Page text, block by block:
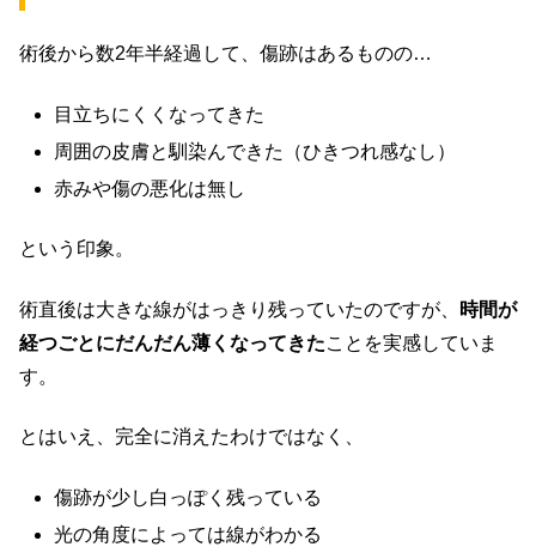
術後から数2年半経過して、傷跡はあるものの…
目立ちにくくなってきた
周囲の皮膚と馴染んできた（ひきつれ感なし）
赤みや傷の悪化は無し
という印象。
術直後は大きな線がはっきり残っていたのですが、
時間が
経つごとにだんだん薄くなってきたことを実感していま
す。
とはいえ、完全に消えたわけではなく、
傷跡が少し白っぽく残っている
光の角度によっては線がわかる